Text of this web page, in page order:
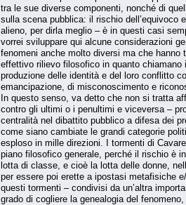
tra le sue diverse componenti, nonché di
sulla scena pubblica: il rischio dell’equivoco
alieno, per dirla meglio – è in questi casi
vorrei sviluppare qui alcune considerazioni
fenomeni anche molto diversi ma che
effettivo rilievo filosofico in quanto
produzione delle identità e del loro conflitto
emancipazione, di misconoscimento e
In questo senso, va detto che non si tratta
contro gli ultimi o i penultimi e viceversa –
centralità nel dibattito pubblico a difesa dei
come siano cambiate le grandi categorie
esploso in mille direzioni. I tormenti di
piano filosofico generale, perché il rischio è
lotta di classe, e cioè la lotta delle donne,
per essere poi erette a ipostasi metafisiche
questi tormenti – condivisi da un’altra
grado di cogliere la genealogia del